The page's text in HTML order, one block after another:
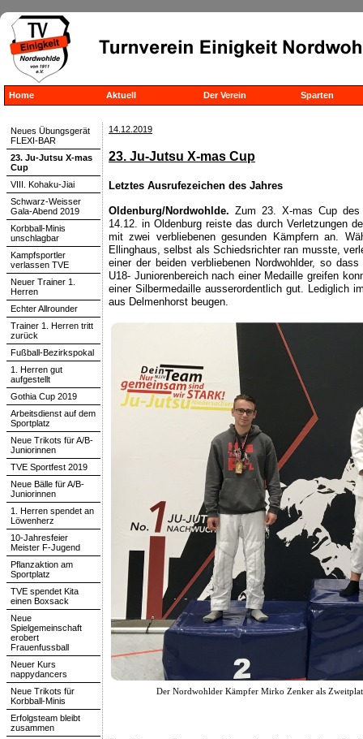
Home Aktuell Der Verein Sparten
14.12.2019
23. Ju-Jutsu X-mas Cup
Letztes Ausrufezeichen des Jahres
Oldenburg/Nordwohlde. Zum 23. X-mas Cup
14.12. in Oldenburg reiste das durch Verletzungen
mit zwei verbliebenen gesunden Kämpfern an.
Ellinghaus, selbst als Schiedsrichter ran musste,
einer der beiden verbliebenen Nordwohlder, so
U18- Juniorenbereich nach einer Medaille greifen
einer Silbermedaille ausserordentlich gut. Lediglich
aus Delmenhorst beugen.
Der Nordwohlder Kämpfer Mirko Zenker als
Neues Übungsgerät
FLEXI-BAR
23. Ju-Jutsu X-mas
Cup
VIII. Kohaku-Jiai
Schwarz-Weisser
Gala-Abend 2019
Korbball-Minis
unschlagbar
Kampfsportler
verlassen TVE
Neuer Trainer 1.
Herren
Echter Allrounder
Trainer 1. Herren tritt
zurück
Fußball-Bezirkspokal
1. Herren gut
aufgestellt
Gothia Cup 2019
Arbeitsdienst auf dem
Sportplatz
Neue Trikots für A/B-
Juniorinnen
TVE Sportfest 2019
Neue Bälle für A/B-
Juniorinnen
1. Herren spendet an
Löwenherz
10-Jahresfeier
Meister F-Jugend
Pflanzaktion am
Sportplatz
TVE spendet Kita
einen Boxsack
Neue
Spielgemeinschaft
erobert
Frauenfussball
Neuer Kurs
nappydancers
Neue Trikots für
Korbball-Minis
Erfolgsteam bleibt
zusammen